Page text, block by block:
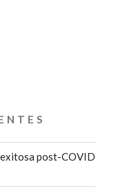
ESTRUCTURA
post-COVID